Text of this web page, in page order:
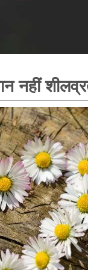
नहीं